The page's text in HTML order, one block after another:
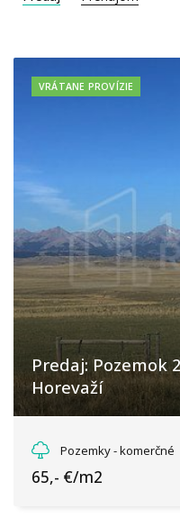
VRÁTANE PROVÍZIE
Predaj: Pozemok
Horevaží
Pozemky - komerčné
65,- €/m2